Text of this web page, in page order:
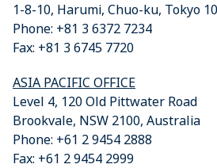
1-8-10, Harumi, Chuo-ku, Tokyo
Phone: +81 3 6372 7234
Fax: +81 3 6745 7720
ASIA PACIFIC OFFICE
Level 4, 120 Old Pittwater Road
Brookvale, NSW 2100, Australia
Phone: +61 2 9454 2888
Fax: +61 2 9454 2999